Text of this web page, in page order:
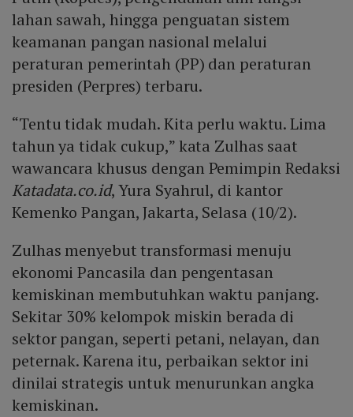
lahan sawah, hingga penguatan sistem
keamanan pangan nasional melalui
peraturan pemerintah (PP) dan peraturan
presiden (Perpres) terbaru.
“Tentu tidak mudah. Kita perlu waktu. Lima
tahun ya tidak cukup,” kata Zulhas saat
wawancara khusus dengan Pemimpin Redaksi
Katadata.co.id, Yura Syahrul, di kantor
Kemenko Pangan, Jakarta, Selasa (10/2).
Zulhas menyebut transformasi menuju
ekonomi Pancasila dan pengentasan
kemiskinan membutuhkan waktu panjang.
Sekitar 30% kelompok miskin berada di
sektor pangan, seperti petani, nelayan, dan
peternak. Karena itu, perbaikan sektor ini
dinilai strategis untuk menurunkan angka
kemiskinan.